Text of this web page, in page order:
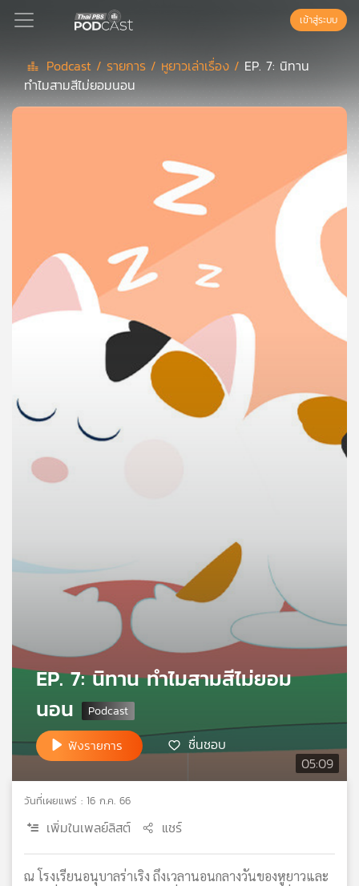
Podcast
เพล
ย์
เพลง
บทความ
และ
เรา
เครือ
ข่าย
เข้าสู่ระบบ
Podcast / รายการ / หูยาวเล่าเรื่อง / EP. 7: นิทาน
ทำไมสามสีไม่ยอมนอน
05:09
EP. 7: นิทาน ทำไมสามสีไม่ยอม
นอน
ฟังรายการ ชื่นชอบ
วันที่เผยแพร่ : 16 ก.ค. 66
เพิ่มในเพลย์ลิสต์ แชร์
ณ โรงเรียนอนุบาลร่าเริง ถึงเวลานอนกลางวันของหูยาวและ